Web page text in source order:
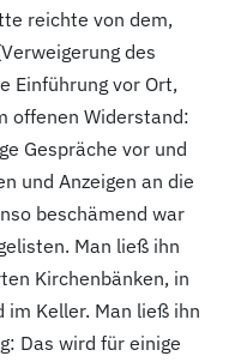
reichte von dem,
des
Einführung vor Ort,
offenen Widerstand:
Gespräche vor und
und Anzeigen an die
beschämend war
Man ließ ihn
Kirchenbänken, in
Keller. Man ließ ihn
Das wird für einige